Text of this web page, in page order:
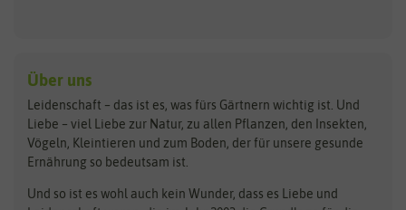
Kräutersamen
Loretta-Rasen
Obstsamen
Pilzbrut
Rasensamen
Steckzwiebeln
Zimmer & Kübelpflanzen
Benary
Bingenheimer Saatgut
BioBalu
Bionana
BIOWOL
Dürr-Samen
elho
Feldsaaten Freudenberger
Über uns
Leidenschaft – das ist es, was fürs Gärtnern wichtig ist. Und
Liebe – viel Liebe zur Natur, zu allen Pflanzen, den Insekten,
Vögeln, Kleintieren und zum Boden, der für unsere gesunde
Ernährung so bedeutsam ist.
Und so ist es wohl auch kein Wunder, dass es Liebe und